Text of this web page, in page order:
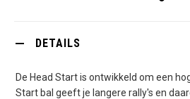
DETAILS
De Head Start is ontwikkeld om een
Start bal geeft je langere rally's en